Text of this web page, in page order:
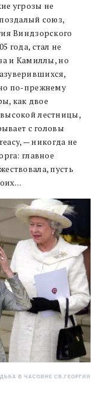
угрозы не
союз,
Виндзорского
года, стал не
и Камиллы, но
по-прежнему
как двое
лестницы,
с головы
— никогда не
главное
пусть
В ЧАСОВНЕ СВ.ГЕОРГИЯ